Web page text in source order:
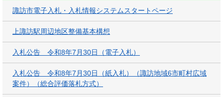
諏訪市電子入札・入札情報システムスタートページ
上諏訪駅周辺地区整備基本構想
入札公告 令和8年7月30日（電子入札）
入札公告 令和8年7月30日（紙入札）（諏訪地域6市町村広域
案件）（総合評価落札方式）